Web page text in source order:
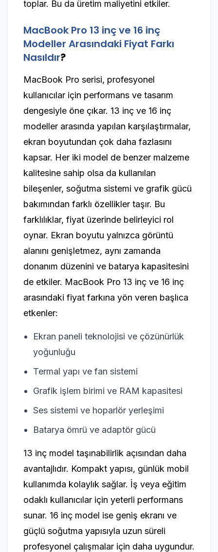
toplar. Bu da üretim maliyetini etkiler.
MacBook Pro 13 inç ve 16 inç
Modeller Arasındaki Fiyat Farkı
Nasıldır?
MacBook Pro serisi, profesyonel
kullanıcılar için performans ve tasarım
dengesiyle öne çıkar. 13 inç ve 16 inç
modeller arasında yapılan karşılaştırmalar,
ekran boyutundan çok daha fazlasını
kapsar. Her iki model de benzer malzeme
kalitesine sahip olsa da kullanılan
bileşenler, soğutma sistemi ve grafik gücü
bakımından farklı özellikler taşır. Bu
farklılıklar, fiyat üzerinde belirleyici rol
oynar. Ekran boyutu yalnızca görüntü
alanını genişletmez, aynı zamanda
donanım düzenini ve batarya kapasitesini
de etkiler. MacBook Pro 13 inç ve 16 inç
arasındaki fiyat farkına yön veren başlıca
etkenler:
Ekran paneli teknolojisi ve çözünürlük
yoğunluğu
Termal yapı ve fan sistemi
Grafik işlem birimi ve RAM kapasitesi
Ses sistemi ve hoparlör yerleşimi
Batarya ömrü ve adaptör gücü
13 inç model taşınabilirlik açısından daha
avantajlıdır. Kompakt yapısı, günlük mobil
kullanımda kolaylık sağlar. İş veya eğitim
odaklı kullanıcılar için yeterli performans
sunar. 16 inç model ise geniş ekranı ve
güçlü soğutma yapısıyla uzun süreli
profesyonel çalışmalar için daha uygundur.